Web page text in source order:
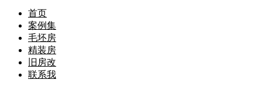
首页
案例集
毛坯房
精装房
旧房改
联系我